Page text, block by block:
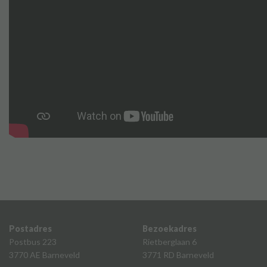
Postadres
Postbus 223
3770 AE Barneveld
Bezoekadres
Rietberglaan 6
3771 RD Barneveld